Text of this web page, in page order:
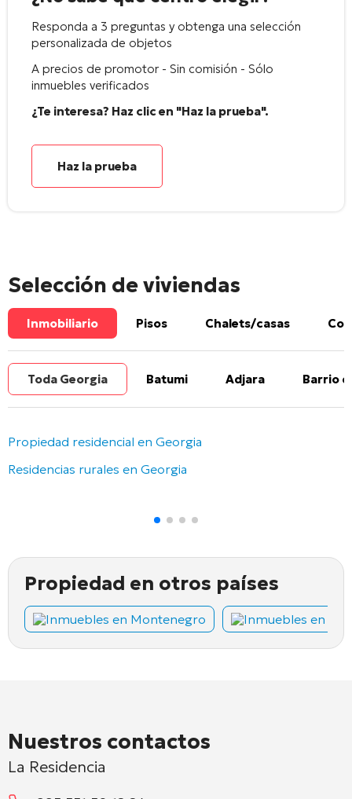
Responda a 3 preguntas y obtenga una selección
personalizada de objetos
A precios de promotor - Sin comisión - Sólo
inmuebles verificados
¿Te interesa? Haz clic en "Haz la prueba".
Haz la prueba
Selección de viviendas
Inmobiliario Pisos Chalets/casas
Toda Georgia Batumi Adjara Barrio
Propiedad residencial en Georgia
Residencias rurales en Georgia
Propiedad en otros países
Inmuebles en Montenegro Inmuebles en
Nuestros contactos
La Residencia